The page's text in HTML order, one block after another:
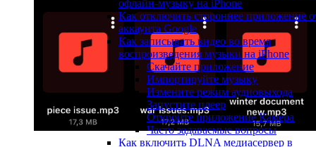
офлайн-музыку на iPhone
Как отключить стороннее приложение
аккаунта Google
Как записывать видео во время
воспроизведения музыки на iPhone
Скачайте приложение
Импортируйте музыку
Измените режим аудиовыхода
Запустите плеер
Откройте приложение Камера
Часто задаваемые вопросы
Как включить DLNA медиасервер в